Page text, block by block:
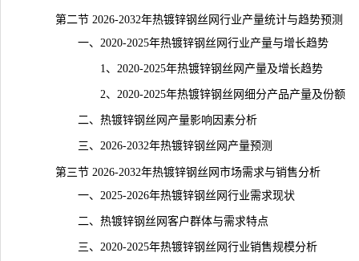
第二节 2026-2032年热镀锌钢丝网行业产量统计与趋势预测
一、2020-2025年热镀锌钢丝网行业产量与增长趋势
1、2020-2025年热镀锌钢丝网产量及增长趋势
2、2020-2025年热镀锌钢丝网细分产品产量及份额
二、热镀锌钢丝网产量影响因素分析
三、2026-2032年热镀锌钢丝网产量预测
第三节 2026-2032年热镀锌钢丝网市场需求与销售分析
一、2025-2026年热镀锌钢丝网行业需求现状
二、热镀锌钢丝网客户群体与需求特点
三、2020-2025年热镀锌钢丝网行业销售规模分析